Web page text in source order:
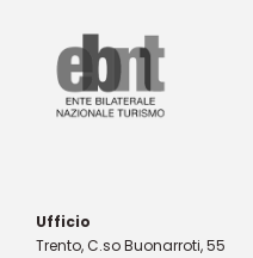
Ufficio
Trento, C.so Buonarroti, 55